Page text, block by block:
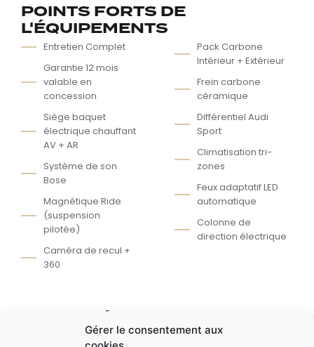
Gérer le consentement aux
POINTS FORTS DE
L'ÉQUIPEMENTS
Entretien Complet
Garantie 12 mois
valable en
concession
Siège baquet
électrique chauffant
AV + AR
Système de son
Bose
Magnétique Ride
(suspension
pilotée)
Caméra de recul +
360
Pack Carbone
Intérieur + Extérieur
Frein carbone
céramique
Différentiel Audi
Sport
Climatisation tri-
zones
Feux adaptatif LED
automatique
Colonne de
direction électrique
Avertisseur
Direction